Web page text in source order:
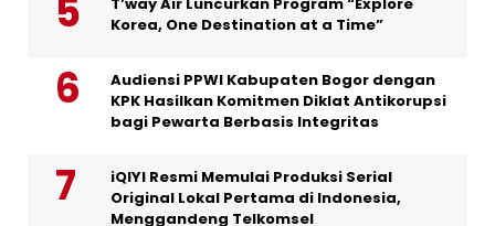
Korea, One Destination at a Time”
Audiensi PPWI Kabupaten Bogor dengan
KPK Hasilkan Komitmen Diklat Antikorupsi
bagi Pewarta Berbasis Integritas
iQIYI Resmi Memulai Produksi Serial
Original Lokal Pertama di Indonesia,
Menggandeng Telkomsel